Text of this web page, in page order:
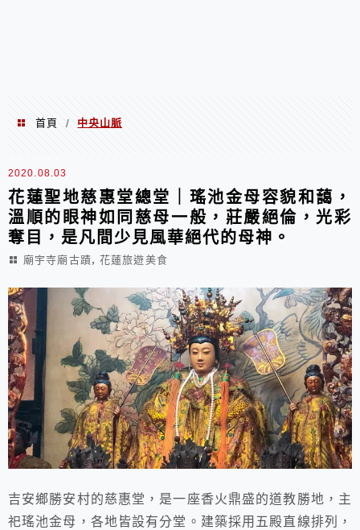
首頁 / 中央山脈
中央山脈
2020.08.03
花蓮聖地慈惠堂總堂｜瑤池金母容貌和藹，
溫順的眼神如同慈母一般，莊嚴絕倫，光彩
奪目，是凡間少見風華絕代的母神。
廟宇寺廟古蹟,花蓮旅遊美食
吉安鄉勝安村的慈惠堂，是一座香火鼎盛的道教勝地，主
祀瑤池金母，各地皆設有分堂。建築採用五殿直線排列，